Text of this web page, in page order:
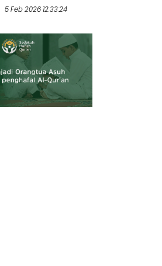
5 Feb 2026 12:33:24